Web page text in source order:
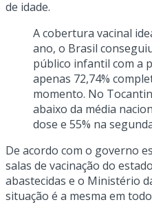
de idade.
A cobertura vacinal
ano, o Brasil
público infantil com a
apenas 72,74%
momento. No
abaixo da média
dose e 55% na
De acordo com o governo
salas de vacinação do
abastecidas e o Ministério
situação é a mesma em